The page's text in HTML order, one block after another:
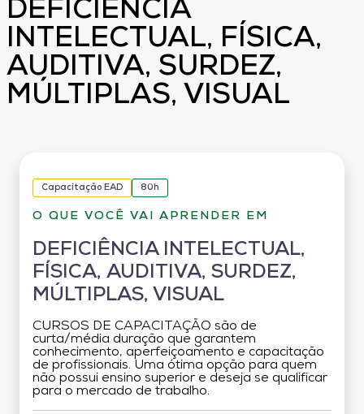
DEFICIÊNCIA
INTELECTUAL, FÍSICA,
AUDITIVA, SURDEZ,
MÚLTIPLAS, VISUAL
Capacitação EAD 80h
O QUE VOCÊ VAI APRENDER EM
DEFICIÊNCIA INTELECTUAL,
FÍSICA, AUDITIVA, SURDEZ,
MÚLTIPLAS, VISUAL
CURSOS DE CAPACITAÇÃO são de
curta/média duração que garantem
conhecimento, aperfeiçoamento e capacitação
de profissionais. Uma ótima opção para quem
não possui ensino superior e deseja se qualificar
para o mercado de trabalho.